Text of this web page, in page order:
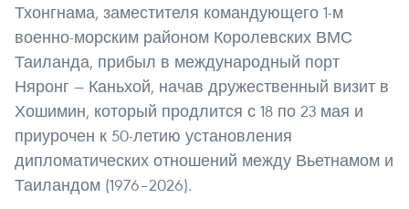
Тхонгнама, заместителя командующего 1-м
военно-морским районом Королевских ВМС
Таиланда, прибыл в международный порт
Няронг — Каньхой, начав дружественный визит в
Хошимин, который продлится с 18 по 23 мая и
приурочен к 50-летию установления
дипломатических отношений между Вьетнамом и
Таиландом (1976–2026).